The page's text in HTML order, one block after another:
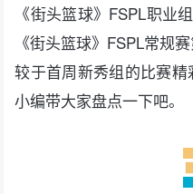
《街头篮球》FSPL职
《街头篮球》FSPL常规
较于首周新秀组的比赛
小编带大家盘点一下吧。